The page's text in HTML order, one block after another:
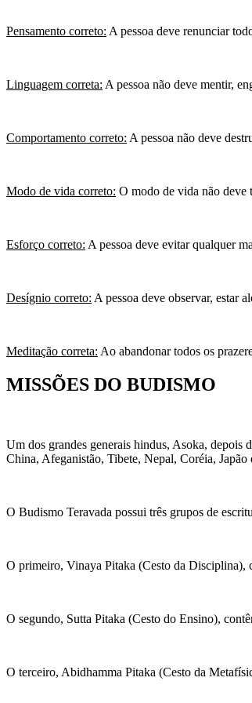
Pensamento correto: A pessoa deve renunciar
Linguagem correta: A pessoa não deve mentir,
Comportamento correto: A pessoa não deve
Modo de vida correto: O modo de vida não deve
Esforço correto: A pessoa deve evitar qualquer
Desígnio correto: A pessoa deve observar, estar
Meditação correta: Ao abandonar todos os
MISSÕES DO BUDISMO
Um dos grandes generais hindus, Asoka, depois
China, Afeganistão, Tibete, Nepal, Coréia,
O Budismo Teravada possui três grupos de
O primeiro, Vinaya Pitaka (Cesto da Disciplina),
O segundo, Sutta Pitaka (Cesto do Ensino),
O terceiro, Abidhamma Pitaka (Cesto da